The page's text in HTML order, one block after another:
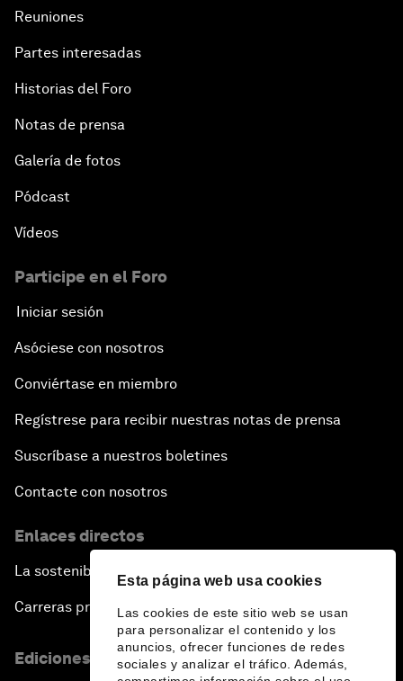
Esta página web usa cookies
Las cookies de este sitio web se usan
para personalizar el contenido y los
anuncios, ofrecer funciones de redes
sociales y analizar el tráfico. Además,
Reuniones
Partes interesadas
Historias del Foro
Notas de prensa
Galería de fotos
Pódcast
Vídeos
Participe en el Foro
Iniciar sesión
Asóciese con nosotros
Conviértase en miembro
Regístrese para recibir nuestras notas de prensa
Suscríbase a nuestros boletines
Contacte con nosotros
Enlaces directos
La sostenibilidad en el Foro
Carreras profesionales
Ediciones en otros idiomas